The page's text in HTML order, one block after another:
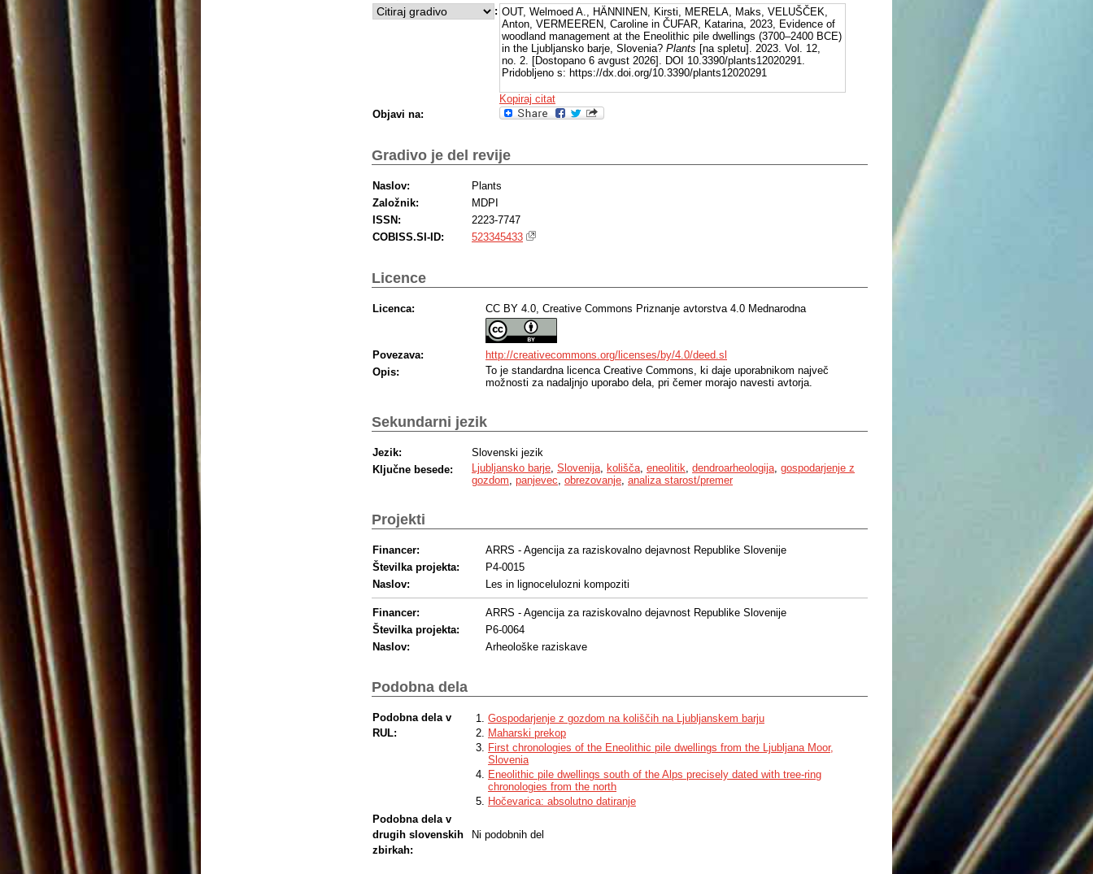
: OUT, Welmoed A., HÄNNINEN, Kirsti, MERELA, Maks, VELUŠČEK,
Anton, VERMEEREN, Caroline in ČUFAR, Katarina, 2023, Evidence of
woodland management at the Eneolithic pile dwellings (3700–2400 BCE)
in the Ljubljansko barje, Slovenia? Plants [na spletu]. 2023. Vol. 12,
no. 2. [Dostopano 6 avgust 2026]. DOI 10.3390/plants12020291.
Pridobljeno s: https://dx.doi.org/10.3390/plants12020291
Kopiraj citat
Objavi na:
Gradivo je del revije
Naslov:
Plants
Založnik:
MDPI
ISSN:
2223-7747
COBISS.SI-ID:
523345433
Licence
Licenca: CC BY 4.0, Creative Commons Priznanje avtorstva 4.0 Mednarodna
Povezava:
http://creativecommons.org/licenses/by/4.0/deed.sl
Opis:
To je standardna licenca Creative Commons, ki daje uporabnikom največ
možnosti za nadaljnjo uporabo dela, pri čemer morajo navesti avtorja.
Sekundarni jezik
Jezik:
Slovenski jezik
Ključne besede:
Ljubljansko barje Slovenija kolišča eneolitik dendroarheologija gospodarjenje z
gozdom panjevec obrezovanje analiza starost/premer
Projekti
Financer:
ARRS - Agencija za raziskovalno dejavnost Republike Slovenije
Številka projekta:
P4-0015
Naslov:
Les in lignocelulozni kompoziti
Financer:
ARRS - Agencija za raziskovalno dejavnost Republike Slovenije
Številka projekta:
P6-0064
Naslov:
Arheološke raziskave
Podobna dela
Podobna dela v
RUL:
Gospodarjenje z gozdom na koliščih na Ljubljanskem barju
Maharski prekop
First chronologies of the Eneolithic pile dwellings from the Ljubljana Moor,
Slovenia
Eneolithic pile dwellings south of the Alps precisely dated with tree-ring
chronologies from the north
Hočevarica: absolutno datiranje
Podobna dela v
drugih slovenskih
zbirkah:
Ni podobnih del